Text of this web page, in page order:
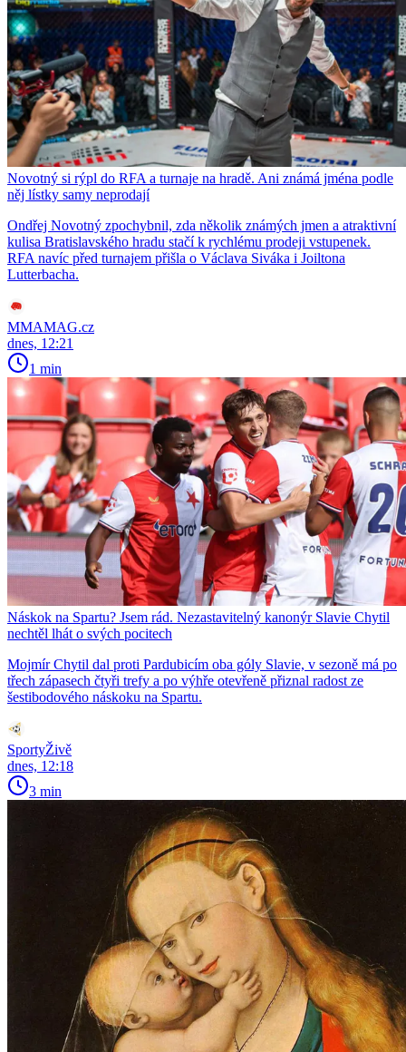
Novotný si rýpl do RFA a turnaje na hradě. Ani známá jména podle
něj lístky samy neprodají
Ondřej Novotný zpochybnil, zda několik známých jmen a atraktivní
kulisa Bratislavského hradu stačí k rychlému prodeji vstupenek.
RFA navíc před turnajem přišla o Václava Siváka i Joiltona
Lutterbacha.
MMAMAG.cz
dnes, 12:21
1 min
Náskok na Spartu? Jsem rád. Nezastavitelný kanonýr Slavie Chytil
nechtěl lhát o svých pocitech
Mojmír Chytil dal proti Pardubicím oba góly Slavie, v sezoně má po
třech zápasech čtyři trefy a po výhře otevřeně přiznal radost ze
šestibodového náskoku na Spartu.
SportyŽivě
dnes, 12:18
3 min